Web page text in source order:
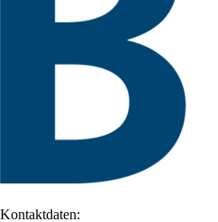
Kontaktdaten: